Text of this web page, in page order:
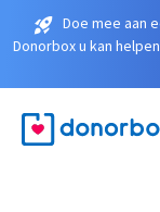
Doe mee aan
Donorbox u kan